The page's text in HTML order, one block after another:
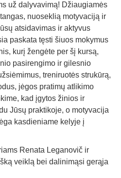
už dalyvavimą! Džiaugiamės
nuoseklią motyvaciją ir
atsidavimas ir aktyvus
paskata tęsti šiuos mokymus
kurį žengėte per šį kursą,
pasirengimo ir gilesnio
treniruotės strukūrą,
jėgos pratimų atlikimo
kad įgytos žinios ir
Jūsų praktikoje, o motyvacija
kasdieniame kelyje į
Renata Leganovič ir
veiklą bei dalinimąsi gerąja